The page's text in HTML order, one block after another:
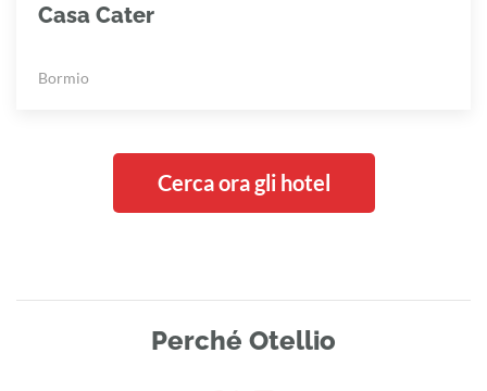
Casa Cater
Bormio
Cerca ora gli hotel
Perché Otellio